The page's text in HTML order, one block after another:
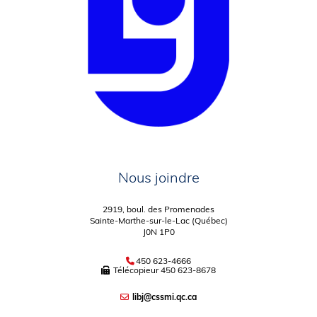
Nous joindre
2919, boul. des Promenades
Sainte-Marthe-sur-le-Lac (Québec)
J0N 1P0
450 623-4666
Télécopieur450 623-8678
libj@cssmi.qc.ca